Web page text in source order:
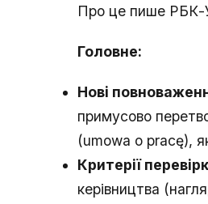
Про це пише РБК-
Головне:
Нові
примусово
(umowa o pracę),
Критерії
керівництва